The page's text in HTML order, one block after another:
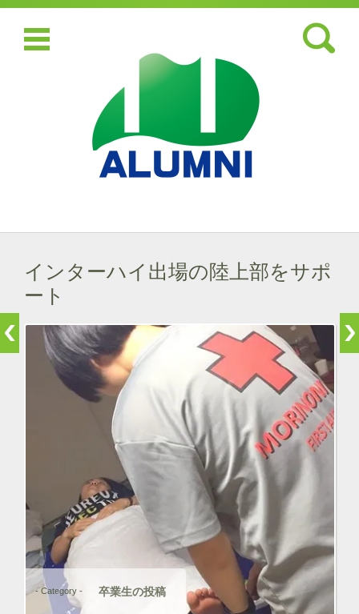
検索:
コンテンツに移動
インターハイ出場の陸上部をサポ
ート
- Category - 卒業生の投稿